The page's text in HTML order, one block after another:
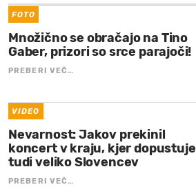
FOTO
Množično se obračajo na Tino
Gaber, prizori so srce parajoči!
PREBERI VEČ…
VIDEO
Nevarnost: Jakov prekinil
koncert v kraju, kjer dopustuje
tudi veliko Slovencev
PREBERI VEČ…